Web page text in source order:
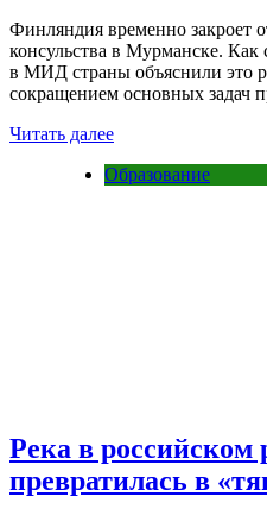
Финляндия временно закроет
консульства в Мурманске.
в МИД страны объяснили это
сокращением основных задач
Читать далее
Образование
Река в российском
превратилась в